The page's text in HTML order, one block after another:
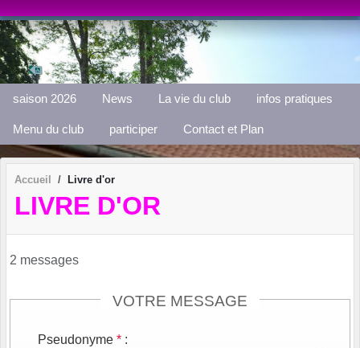
saison 2026 News La vie du club infos pratiques
Menu du club participer Contact et Plan
Accueil Livre d'or
LIVRE D'OR
2 messages
VOTRE MESSAGE
Pseudonyme * :